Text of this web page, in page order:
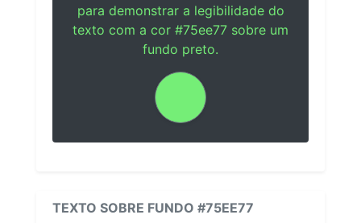
para demonstrar a legibilidade do
texto com a cor #75ee77 sobre um
fundo preto.
TEXTO SOBRE FUNDO #75EE77